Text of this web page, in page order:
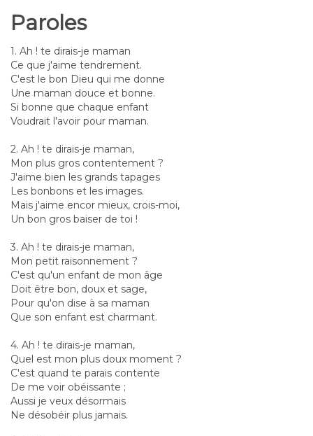
Paroles
1. Ah ! te dirais-je maman
Ce que j'aime tendrement.
C'est le bon Dieu qui me donne
Une maman douce et bonne.
Si bonne que chaque enfant
Voudrait l'avoir pour maman.
2. Ah ! te dirais-je maman,
Mon plus gros contentement ?
J'aime bien les grands tapages
Les bonbons et les images.
Mais j'aime encor mieux, crois-moi,
Un bon gros baiser de toi !
3. Ah ! te dirais-je maman,
Mon petit raisonnement ?
C'est qu'un enfant de mon âge
Doit être bon, doux et sage,
Pour qu'on dise à sa maman
Que son enfant est charmant.
4. Ah ! te dirais-je maman,
Quel est mon plus doux moment ?
C'est quand te parais contente
De me voir obéissante ;
Aussi je veux désormais
Ne désobéir plus jamais.